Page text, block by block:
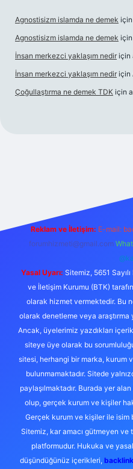
Agnostisizm islamda ne demek için
Agnostisizm islamda ne demek için
İnsan merkezci yaklaşım nedir için
İnsan merkezci yaklaşım nedir için
Çoğullaştırma ne demek TDK için
Reklam ve İletişim: E-mail:
forumhizmeti@gmail.com
Yasal Uyarı: Sitemiz, 5651
ve İletişim Kurumu (BTK)
olarak hizmet vermektedir. Bu
olarak denetleme veya
Ancak, üyelerimiz yazdıkları
siteye üye olarak bu
sitesi, herhangi bir marka, kurum
bulunmamaktadır. Sitede
paylaşılmaktadır. Burada yer
olup, gerçek kurum ve kişiler
Gerçek kurum ve kişiler ile
Sitemiz, kar amacı gütmeyen ve
platformudur. Hukuka ve
düşündüğünüz içerikleri,